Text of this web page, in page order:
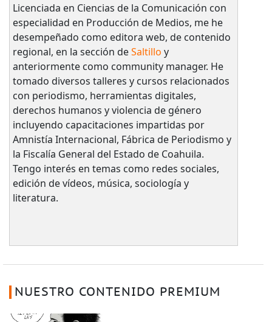
Licenciada en Ciencias de la Comunicación con
especialidad en Producción de Medios, me he
desempeñado como editora web, de contenido
regional, en la sección deSaltillo y
anteriormente como community manager. He
tomado diversos talleres y cursos relacionados
con periodismo, herramientas digitales,
derechos humanos y violencia de género
incluyendo capacitaciones impartidas por
Amnistía Internacional, Fábrica de Periodismo y
la Fiscalía General del Estado de Coahuila.
Tengo interés en temas como redes sociales,
edición de vídeos, música, sociología y
literatura.
NUESTRO CONTENIDO PREMIUM